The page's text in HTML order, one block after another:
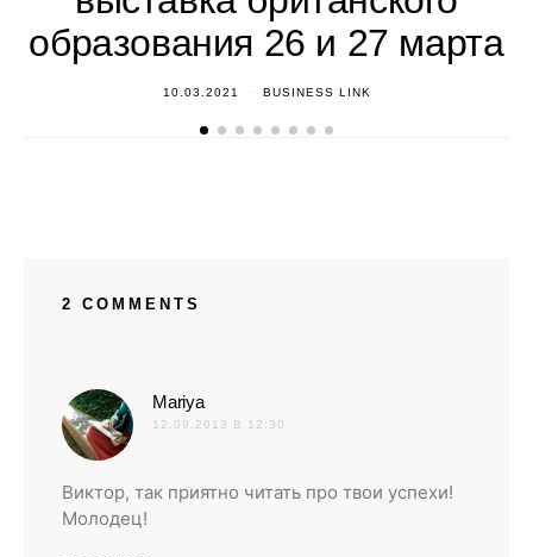
образования 26 и 27 марта
10.03.2021 BUSINESS LINK
2 COMMENTS
Mariya:
12.09.2013 В 12:30
Виктор, так приятно читать про твои успехи!
Молодец!